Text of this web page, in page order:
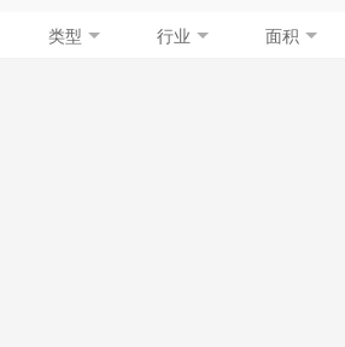
类型 行业 面积